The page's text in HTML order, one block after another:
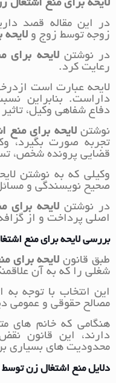
لایحه برای منع
در این مقاله قصد
زوجه توسط زوج و
در نوشتنلایحه برای
رعایت کرد.
لایحه عبارت است
داراست. بنابراین
دفاع شفاهی وکیل،
نوشتنلایحه برای منع
تجربه صورت بگیرد،
قضایی پرونده شخص،
وکیلی که به نوشتن
صحیح نویسندگی و
در نوشتن لایحه برای
اصلی پرداخت و از
بررسی لایحه برای منع
طبق قانون لایحه برای
شغلی را که به آن
این انتخاب با توجه
مصالح حقوقی و عمومی
هنگامی که خانم های
دارند، این قانون
محدودیت های بسیاری
دلایل منع اشتغال زن